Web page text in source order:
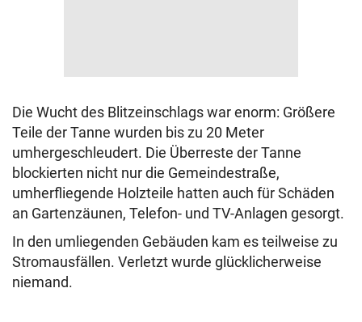
Die Wucht des Blitzeinschlags war enorm: Größere
Teile der Tanne wurden bis zu 20 Meter
umhergeschleudert. Die Überreste der Tanne
blockierten nicht nur die Gemeindestraße,
umherfliegende Holzteile hatten auch für Schäden
an Gartenzäunen, Telefon- und TV-Anlagen gesorgt.
In den umliegenden Gebäuden kam es teilweise zu
Stromausfällen. Verletzt wurde glücklicherweise
niemand.